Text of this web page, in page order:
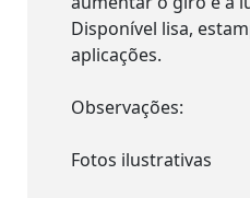
Disponível lisa,
aplicações.
Observações:
Fotos ilustrativas